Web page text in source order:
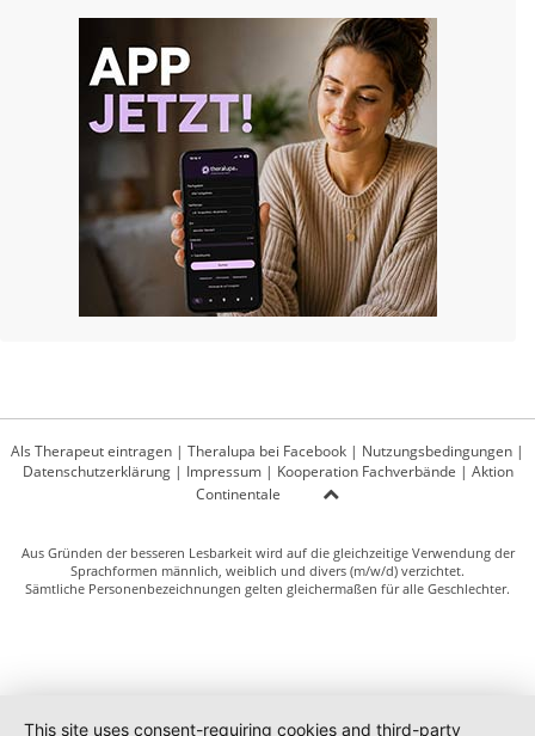
Als Therapeut eintragen | Theralupa bei Facebook | Nutzungsbedingungen |
Datenschutzerklärung| Impressum| Kooperation Fachverbände | Aktion
Continentale
Aus Gründen der besseren Lesbarkeit wird auf die gleichzeitige Verwendung der
Sprachformen männlich, weiblich und divers (m/w/d) verzichtet.
Sämtliche Personenbezeichnungen gelten gleichermaßen für alle Geschlechter.
This site uses consent-requiring cookies and third-party